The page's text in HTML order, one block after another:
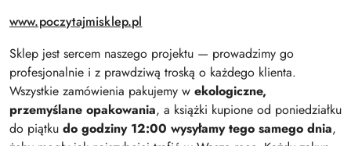
www.poczytajmisklep.pl
Sklep jest sercem naszego projektu — prowadzimy go
profesjonalnie i z prawdziwą troską o każdego klienta.
Wszystkie zamówienia pakujemy w ekologiczne,
przemyślane opakowania, a książki kupione od poniedziałku
do piątku do godziny 12:00 wysyłamy tego samego dnia,